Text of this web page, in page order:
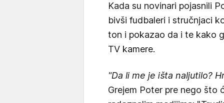
Kada su novinari pojasnili
bivši fudbaleri i stručnjaci
ton i pokazao da i te kako
TV kamere.
"Da li me je išta naljutilo?
Grejem Poter pre nego što